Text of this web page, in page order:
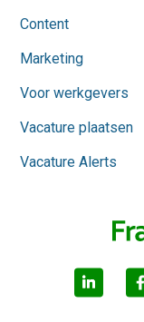
Content
Marketing
Voor werkgevers
Vacature plaatsen
Vacature Alerts